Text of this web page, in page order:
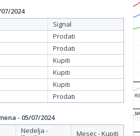
2024
Signal
Prodati
Prodati
Kupiti
Kupiti
Kupiti
Prodati
- 05/07/2024
Nedelja -
Mesec - Kupiti